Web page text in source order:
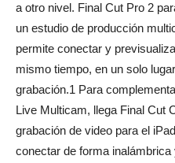
a otro nivel. Final Cut Pro 2
un estudio de producción
permite conectar y
mismo tiempo, en un solo
grabación.1 Para
Live Multicam, llega Final Cut
grabación de video para el
conectar de forma